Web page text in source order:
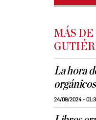
MÁS DE
La hora
orgánicos
24/09/2024 -